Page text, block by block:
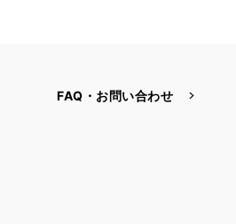
FAQ・お問い合わせ